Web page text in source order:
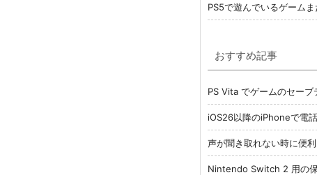
PS5で遊んでいるゲーム
おすすめ記事
PS Vita でゲームのセー
iOS26以降のiPhoneで電
声が聞き取れない時に便
Nintendo Switch 2 用の